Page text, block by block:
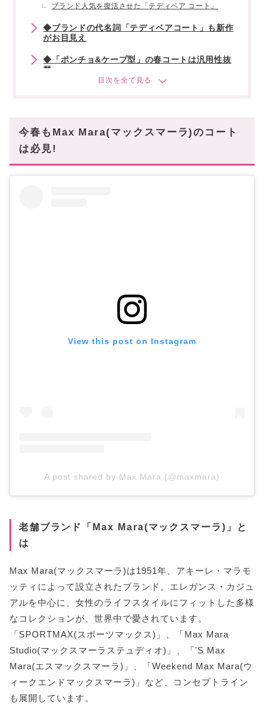
ブランド人気を復活させた「テディベア コート」
◆ブランドの代名詞「テディベアコート」も新作
がお目見え
◆「ポンチョ&ケープ型」の春コートは汎用性抜
群
逃せない
Max Mara(マックスマーラ)のアウターは今が狙
い目!
今春もMax Mara(マックスマーラ)のコート
は必見!
View this post on Instagram
A post shared by Max Mara (@maxmara)
老舗ブランド「Max Mara(マックスマーラ)」と
は
Max Mara(マックスマーラ)は1951年、アキーレ・マラモ
ッティによって設立されたブランド。エレガンス・カジュ
アルを中心に、女性のライフスタイルにフィットした多様
なコレクションが、世界中で愛されています。
「SPORTMAX(スポーツマックス)」、「Max Mara
Studio(マックスマーラステュディオ)」、「'S Max
Mara(エスマックスマーラ)」、「Weekend Max Mara(ウ
ィークエンドマックスマーラ)」など、コンセプトライン
も展開しています。